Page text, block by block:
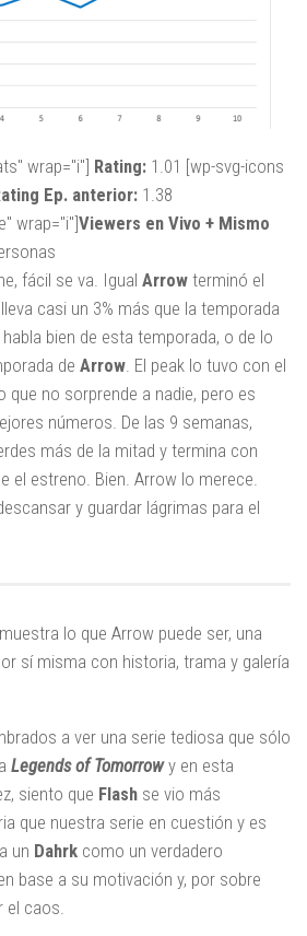
wrap="i"] Rating: 1.01 [wp-svg-icons
Ep. anterior: 1.38
wrap="i"]Viewers en Vivo + Mismo
fácil se va. Igual Arrow terminó el
casi un 3% más que la temporada
bien de esta temporada, o de lo
de Arrow. El peak lo tuvo con el
que no sorprende a nadie, pero es
números. De las 9 semanas,
más de la mitad y termina con
el estreno. Bien. Arrow lo merece.
y guardar lágrimas para el
lo que Arrow puede ser, una
sí misma con historia, trama y galería
a ver una serie tediosa que sólo
Legends of Tomorrowy en esta
siento que Flash se vio más
que nuestra serie en cuestión y es
un Dahrk como un verdadero
base a su motivación y, por sobre
el caos.